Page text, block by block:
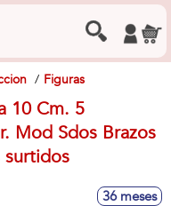
Figuras
10 Cm. 5
Mod Sdos Brazos
surtidos
36 meses